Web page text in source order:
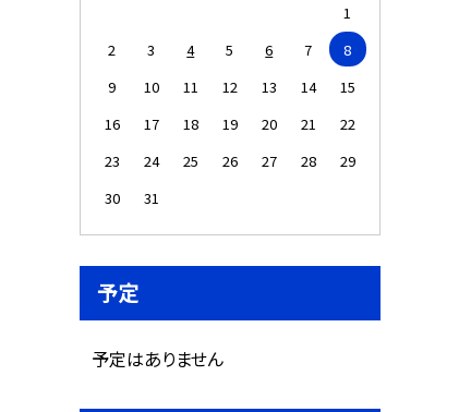
1
2
3 4 5 6 7
8
9
10 11 12 13 14
15
16
17 18 19 20 21
22
23
24 25 26 27 28
29
30
31
予定
予定はありません